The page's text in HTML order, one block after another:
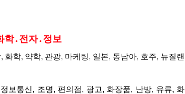
학․전자․정보
학, 약학, 관광, 마케팅, 일본, 동남아, 호주, 뉴질랜
보통신, 조명, 편의점, 광고, 화장품, 난방, 유류, 화